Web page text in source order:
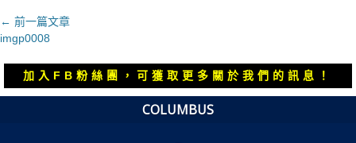
文
章
導
← 前一篇文章
上
文
imgp0008
加入FB粉絲團，可獲取更多關於我們的訊息！
COLUMBUS